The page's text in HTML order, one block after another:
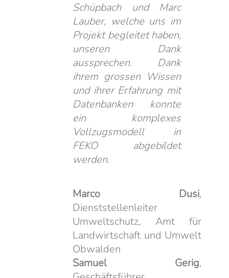
Schüpbach und Marc
Lauber, welche uns im
Projekt begleitet haben,
unseren Dank
aussprechen. Dank
ihrem grossen Wissen
und ihrer Erfahrung mit
Datenbanken konnte
ein komplexes
Vollzugsmodell in
FEKO abgebildet
werden.
Marco Dusi,
Dienststellenleiter
Umweltschutz, Amt für
Landwirtschaft und Umwelt
Obwalden
Samuel Gerig,